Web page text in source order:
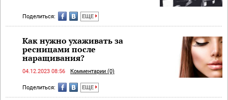
Поделиться: ЕЩЕ
Как нужно ухаживать за
ресницами после
наращивания?
04.12.2023 08:56 Комментарии (0)
Поделиться: ЕЩЕ